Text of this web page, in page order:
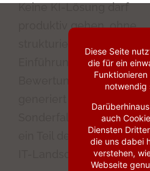
Keine KI-Lösung darf
produktiv gehen, ohne
Einführungs- und
Bewertungsprozess. So
Sonderfall, sondern wird
ein Teil der geregelten
Diese Seite
die für ein
notwendig
auch
Diensten
die uns dabei
verstehen,
Webseite